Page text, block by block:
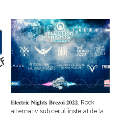
𝐄𝐥𝐞𝐜𝐭𝐫𝐢𝐜 𝐍𝐢𝐠𝐡𝐭𝐬 𝐁𝐫𝐞𝐳𝐨𝐢 𝟐𝟎𝟐𝟐. Rock
alternativ sub cerul înstelat de la